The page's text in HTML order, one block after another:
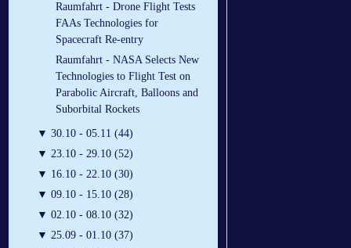
Raumfahrt - Drone Flight Tests
FAAs Technologies for
Spacecraft Re-entry
Raumfahrt - NASA Selects New
Technologies to Flight Test on
Parabolic Aircraft, Balloons and
Suborbital Rockets
▼ 30.10 - 05.11 (44)
▼ 23.10 - 29.10 (52)
▼ 16.10 - 22.10 (30)
▼ 09.10 - 15.10 (28)
▼ 02.10 - 08.10 (32)
▼ 25.09 - 01.10 (37)